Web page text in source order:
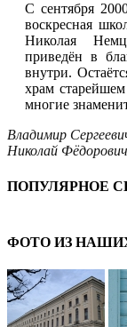
С сентября
воскресная
Николая
приведён в
внутри.
храм
многие
Владимир
Николай
ПОПУЛЯРНОЕ
ФОТО ИЗ